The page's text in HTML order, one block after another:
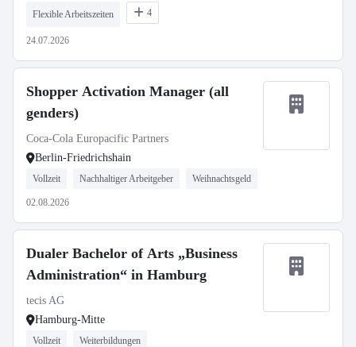
Flexible Arbeitszeiten 4
24.07.2026
Shopper Activation Manager (all
genders)
Coca-Cola Europacific Partners
Berlin-Friedrichshain
Vollzeit Nachhaltiger Arbeitgeber Weihnachtsgeld
02.08.2026
Dualer Bachelor of Arts „Business
Administration“ in Hamburg
tecis AG
Hamburg-Mitte
Vollzeit Weiterbildungen